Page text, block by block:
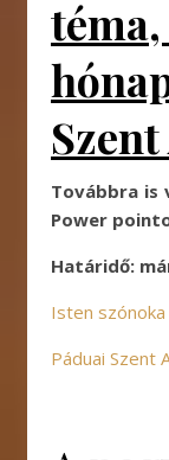
Továbbra is
Power
Határidő:
Isten
Páduai Szent